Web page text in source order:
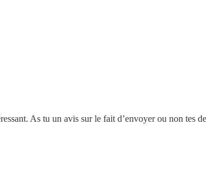
As tu un avis sur le fait d’envoyer ou non tes